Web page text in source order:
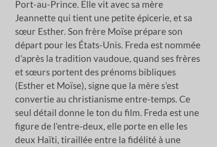
Port-au-Prince. Elle vit avec sa mère
Jeannette qui tient une petite épicerie, et sa
sœur Esther. Son frère Moïse prépare son
départ pour les États-Unis. Freda est nommée
d’après la tradition vaudoue, quand ses frères
et sœurs portent des prénoms bibliques
(Esther et Moïse), signe que la mère s’est
convertie au christianisme entre-temps. Ce
seul détail donne le ton du film. Freda est une
figure de l’entre-deux, elle porte en elle les
deux Haïti, tiraillée entre la fidélité à une